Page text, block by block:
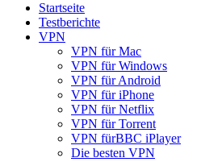
Startseite
Testberichte
VPN
VPN für Mac
VPN für Windows
VPN für Android
VPN für iPhone
VPN für Netflix
VPN für Torrent
VPN fürBBC iPlayer
Die besten VPN